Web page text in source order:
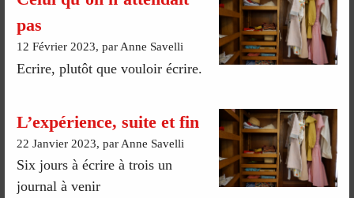
pas
12 Février 2023, par Anne Savelli
Ecrire, plutôt que vouloir écrire.
L’expérience, suite et fin
22 Janvier 2023, par Anne Savelli
Six jours à écrire à trois un
journal à venir